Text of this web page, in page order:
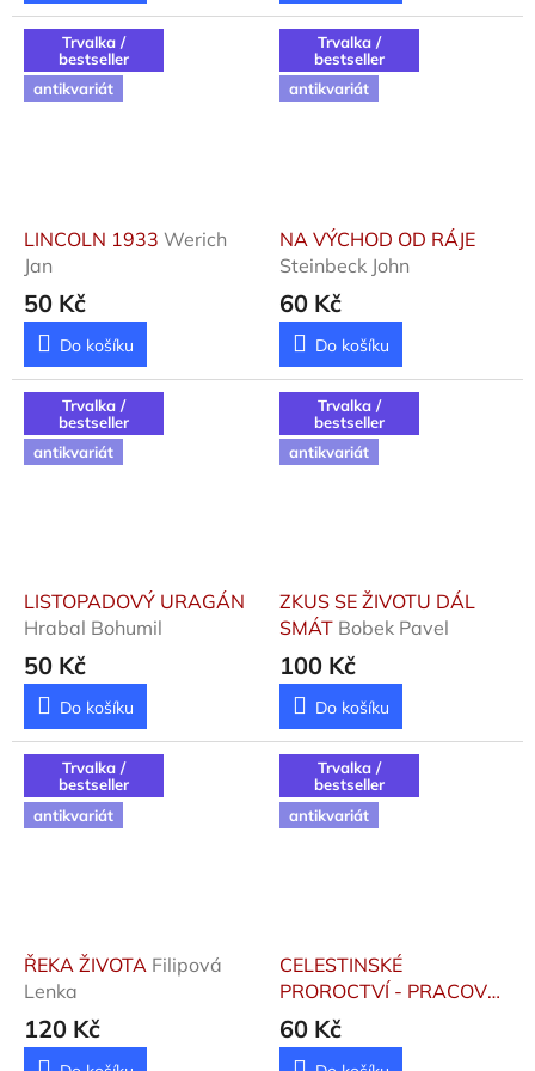
Trvalka /
bestseller
antikvariát
LINCOLN 1933 Werich
Jan
50 Kč
Do košíku
Trvalka /
bestseller
antikvariát
NA VÝCHOD OD RÁJE
Steinbeck John
60 Kč
Do košíku
Trvalka /
bestseller
antikvariát
LISTOPADOVÝ URAGÁN
Hrabal Bohumil
50 Kč
Do košíku
Trvalka /
bestseller
antikvariát
ZKUS SE ŽIVOTU DÁL
SMÁT Bobek Pavel
100 Kč
Do košíku
Trvalka /
bestseller
antikvariát
ŘEKA ŽIVOTA Filipová
Lenka
120 Kč
Trvalka /
bestseller
antikvariát
CELESTINSKÉ
PROROCTVÍ - PRACOVNÍ
KNIHA
Adrienne Carol
60 Kč